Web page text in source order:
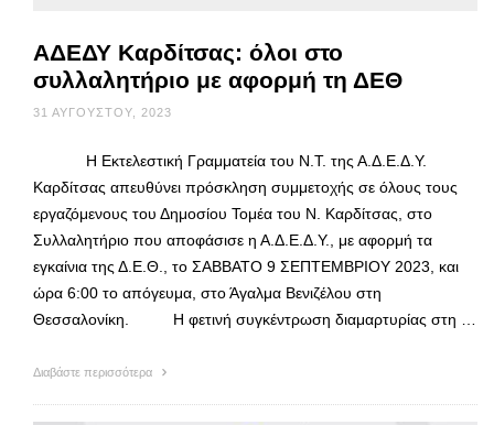
ΑΔΕΔΥ Καρδίτσας: όλοι στο
συλλαλητήριο με αφορμή τη ΔΕΘ
31 ΑΥΓΟΎΣΤΟΥ, 2023
Η Εκτελεστική Γραμματεία του Ν.Τ. της Α.Δ.Ε.Δ.Υ.
Καρδίτσας απευθύνει πρόσκληση συμμετοχής σε όλους τους
εργαζόμενους του Δημοσίου Τομέα του Ν. Καρδίτσας, στο
Συλλαλητήριο που αποφάσισε η Α.Δ.Ε.Δ.Υ., με αφορμή τα
εγκαίνια της Δ.Ε.Θ., το ΣΑΒΒΑΤΟ 9 ΣΕΠΤΕΜΒΡΙΟΥ 2023, και
ώρα 6:00 το απόγευμα, στο Άγαλμα Βενιζέλου στη
Θεσσαλονίκη. Η φετινή συγκέντρωση διαμαρτυρίας στη …
Διαβάστε περισσότερα